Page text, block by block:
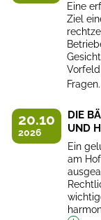
Eine
Ziel
Fragen.
20.10
2026
DIE
UND
Ein
am